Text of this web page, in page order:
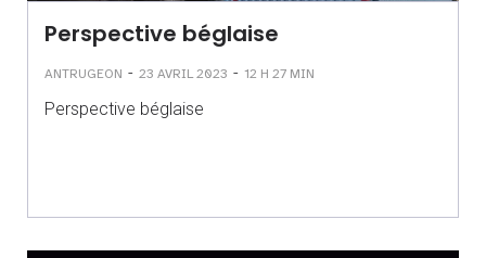
Perspective béglaise
ANTRUGEON - 23 AVRIL 2023 - 12 H 27 MIN
Perspective béglaise